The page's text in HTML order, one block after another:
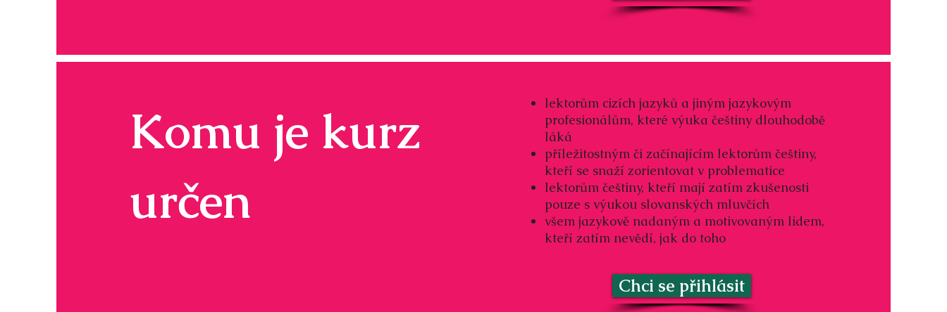
Komu je kurz
určen
lektorům cizích jazyků a jiným jazykovým
profesionálům, které výuka češtiny dlouhodobě
láká
příležitostným či začínajícím lektorům češtiny,
kteří se snaží zorientovat v problematice
lektorům češtiny, kteří mají zatím zkušenosti
pouze s výukou slovanských mluvčích
všem jazykově nadaným a motivovaným lidem,
kteří zatím nevědí, jak do toho
Chci se přihlásit